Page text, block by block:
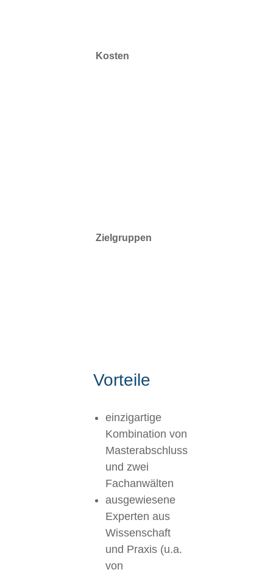
Kosten
Zielgruppen
Vorteile
einzigartige
Kombination von
Masterabschluss
und zwei
Fachanwälten
ausgewiesene
Experten aus
Wissenschaft
und Praxis (u.a.
von